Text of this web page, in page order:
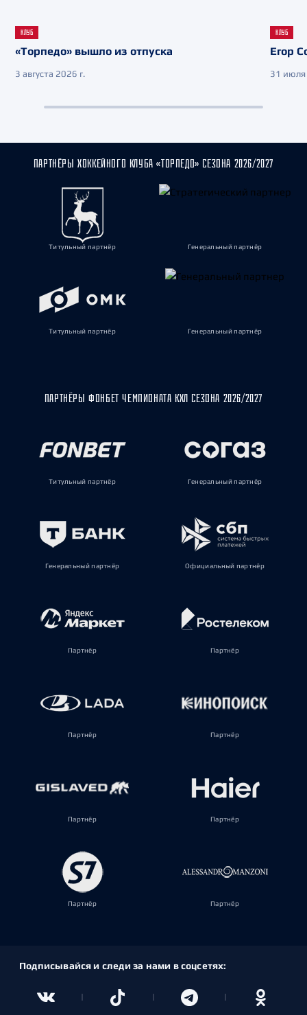
КЛУБ
«Торпедо» вышло из отпуска
3 августа 2026 г.
КЛУБ
Егор
31 июля
ПАРТНЁРЫ ХОККЕЙНОГО КЛУБА «ТОРПЕДО» СЕЗОНА 2026/2027
Титульный партнёр Генеральный партнёр
Титульный партнёр Генеральный партнёр
ПАРТНЁРЫ ФОНБЕТ ЧЕМПИОНАТА КХЛ СЕЗОНА 2026/2027
Титульный партнёр Генеральный партнёр
Генеральный партнёр Официальный партнёр
Партнёр Партнёр
Партнёр Партнёр
Партнёр Партнёр
Партнёр Партнёр
Подписывайся и следи за нами в соцсетях: